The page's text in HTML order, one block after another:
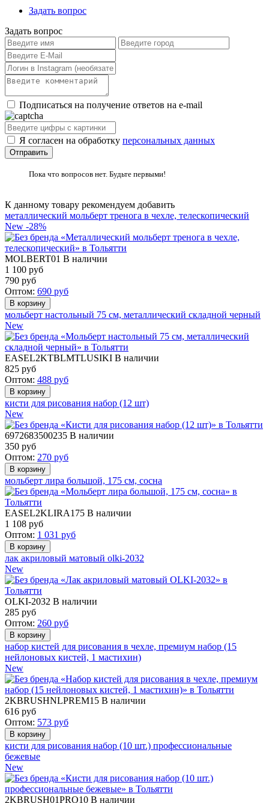
Задать вопрос
Задать вопрос
Подписаться на получение ответов на e-mail
Я согласен на обработку персональных данных
Пока что вопросов нет. Будьте первыми!
К данному товару рекомендуем добавить
металлический мольберт тренога в чехле, телескопический
New -28%
MOLBERT01 В наличии
1 100 руб
790 руб
Оптом: 690 руб
мольберт настольный 75 см, металлический складной черный
New
EASEL2KTBLMTLUSIKI В наличии
825 руб
Оптом: 488 руб
кисти для рисования набор (12 шт)
New
6972683500235 В наличии
350 руб
Оптом: 270 руб
мольберт лира большой, 175 см, сосна
EASEL2KLIRA175 В наличии
1 108 руб
Оптом: 1 031 руб
лак акриловый матовый olki-2032
New
OLKI-2032 В наличии
285 руб
Оптом: 260 руб
набор кистей для рисования в чехле, премиум набор (15
нейлоновых кистей, 1 мастихин)
New
2KBRUSHNLPREM15 В наличии
616 руб
Оптом: 573 руб
кисти для рисования набор (10 шт.) профессиональные
бежевые
New
2KBRUSH01PRO10 В наличии